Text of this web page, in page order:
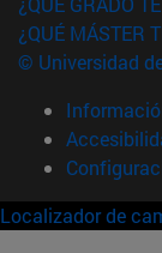
¿QUÉ MÁSTER
© Universidad
Localizador de